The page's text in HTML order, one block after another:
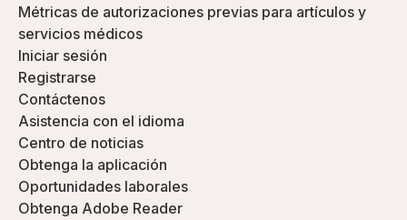
Métricas de autorizaciones previas para artículos y
servicios médicos
Iniciar sesión
Registrarse
Contáctenos
Asistencia con el idioma
Centro de noticias
Obtenga la aplicación
Oportunidades laborales
Obtenga Adobe Reader